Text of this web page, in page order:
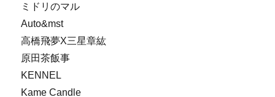
ミドリのマル
Auto&mst
高橋飛夢X三星章紘
原田茶飯事
KENNEL
Kame Candle